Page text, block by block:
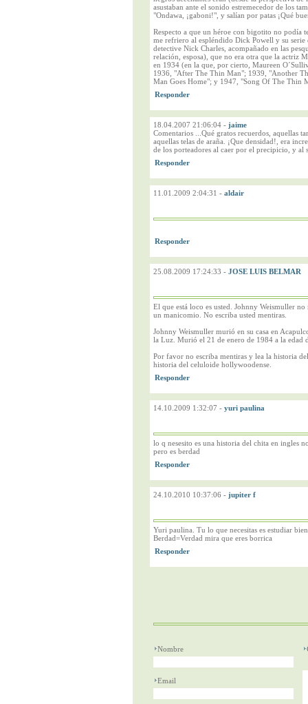
asustaban ante el sonido estremecedor de los
"Ondawa, ¡gaboni!", y salían por patas ¡Qué
Respecto a que un héroe con bigotito no podía
me refriero al espléndido Dick Powell y su serie
detective Nick Charles, acompañado en las
relación, esposa), que no era otra que la actriz
en 1934 (en la que, por cierto, Maureen
1936, "After The Thin Man"; 1939, "Another
Man Goes Home"; y 1947, "Song Of The Thin
18.04.2007 21:06:04 - jaime
Comentarios ...Qué gratos recuerdos, aquellas
aquellas telas de araña. ¡Que densidad!, era
de los porteadores al caer por el precipicio, y al
11.01.2009 2:04:31 - aldair
25.08.2009 17:24:33 - JOSE LUIS BELMAR
El que está loco es usted. Johnny Weismuller
un manicomio. No escriba usted mentiras.
Johnny Weismuller murió en su casa en
la Luz. Murió el 21 de enero de 1984 a la edad
Por favor no escriba mentiras y lea la historia
historia del celuloide hollywoodense.
14.10.2009 1:32:07 - yuri paulina
lo q nesesito es una historia del chita en ingles
pero es berdad
24.10.2010 10:37:06 - jupiter f
Yuri paulina. Tu lo que necesitas es estudiar
Berdad=Verdad mira que eres borrica
Nombre
Email